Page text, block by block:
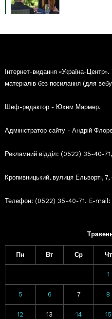
Інтернет-видання «Україна-
матеріалів без посилання (для
Шеф-редактор - Юхим Мармер.
Адміністратор сайту - Андрій
Рекламний відділ: (0522) 35-40-
Кропивницький, вулиця Ельворті,
Телефон: (0522) 35-40-71. E-
Пн Вт Ср Чт
1
5 6 7 8
12 13 14 15